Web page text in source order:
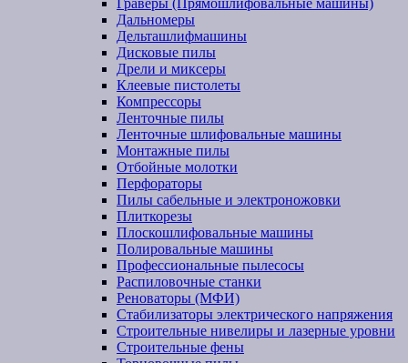
Граверы (Прямошлифовальные машины)
Дальномеры
Дельташлифмашины
Дисковые пилы
Дрели и миксеры
Клеевые пистолеты
Компрессоры
Ленточные пилы
Ленточные шлифовальные машины
Монтажные пилы
Отбойные молотки
Перфораторы
Пилы сабельные и электроножовки
Плиткорезы
Плоскошлифовальные машины
Полировальные машины
Профессиональные пылесосы
Распиловочные станки
Реноваторы (МФИ)
Стабилизаторы электрического напряжения
Строительные нивелиры и лазерные уровни
Строительные фены